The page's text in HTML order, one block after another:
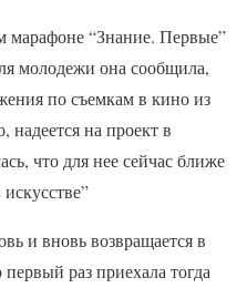
марафоне “Знание. Первые”
молодежи она сообщила,
по съемкам в кино из
на проект в
что для нее сейчас ближе
и вновь возвращается в
раз приехала тогда